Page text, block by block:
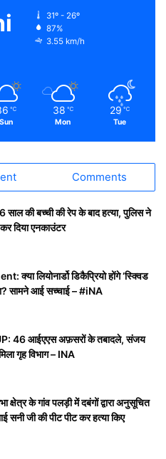
31º - 26º
87%
3.55 km/h
℃
Sun
38 ℃
Mon
29 ℃
Tue
Comments
की बच्ची की रेप के बाद हत्या, पुलिस ने
दिया एनकाउंटर
क्या लियोनार्डो डिकैप्रियो होंगे ‘स्क्विड
सामने आई सच्चाई – #iNA
46 आईएएस अफ़सरों के तबादले, संजय
गृह विभाग – INA
क्षेत्र के गांव पलड़ी में दबंगों द्वारा अनुसूचित
सनी जी की पीट पीट कर हत्या किए